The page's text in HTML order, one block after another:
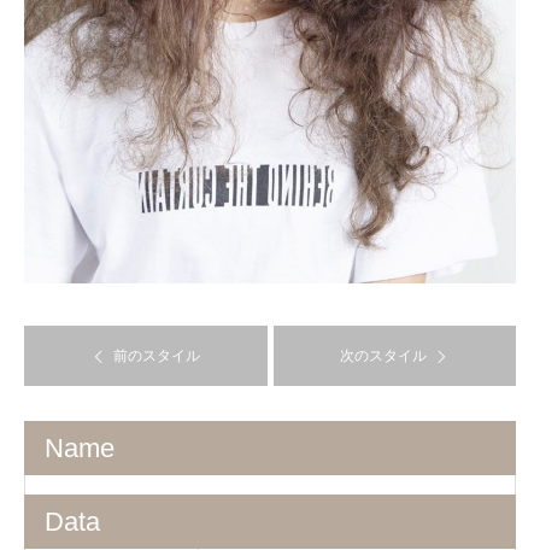
前のスタイル 次のスタイル
Name
Data